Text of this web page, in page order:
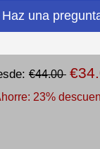
Haz una
€44.00
23%